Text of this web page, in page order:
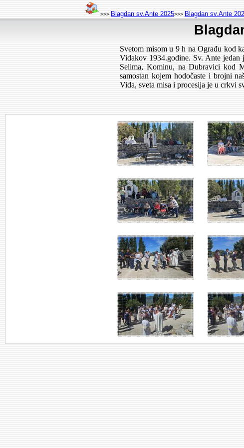
>>> Blagdan sv.Ante 2025>>> Blagdan sv.Ante
Svetom misom u 9 h na Ograđu kod
Vidakov 1934.godine. Sv. Ante
Selima, Kominu, na Dubravici kod
samostan kojem hodočaste i brojni
Vida, sveta misa i procesija je u crkvi